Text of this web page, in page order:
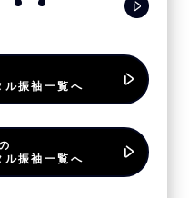
ル振袖一覧へ
ル振袖一覧へ